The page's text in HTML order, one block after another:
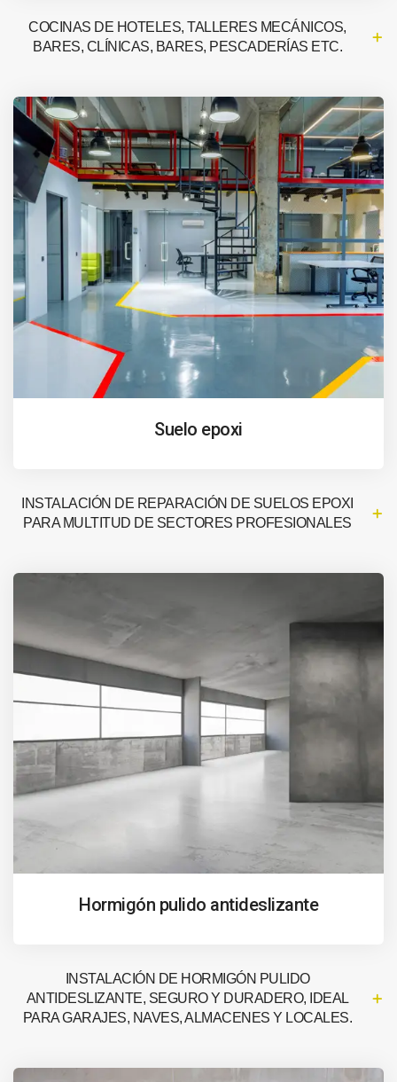
COCINAS DE HOTELES, TALLERES MECÁNICOS,
BARES, CLÍNICAS, BARES, PESCADERÍAS ETC.
Suelo epoxi
INSTALACIÓN DE REPARACIÓN DE SUELOS EPOXI
PARA MULTITUD DE SECTORES PROFESIONALES
Hormigón pulido antideslizante
INSTALACIÓN DE HORMIGÓN PULIDO
ANTIDESLIZANTE, SEGURO Y DURADERO, IDEAL
PARA GARAJES, NAVES, ALMACENES Y LOCALES.